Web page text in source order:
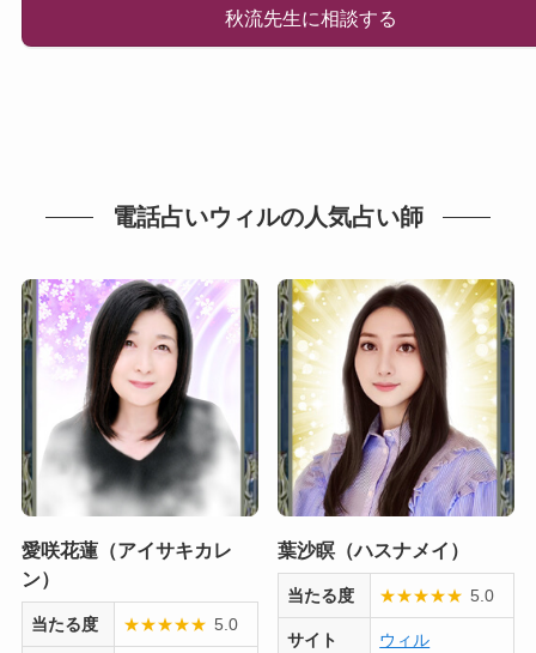
秋流先生に相談する
電話占いウィルの人気占い師
愛咲花蓮（アイサキカレ
ン）
当たる度 ★★★★★ 5.0
葉沙瞑（ハスナメイ）
当たる度 ★★★★★ 5.0
サイト ウィル